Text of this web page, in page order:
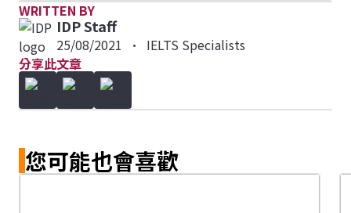
WRITTEN BY
IDP Staff
25/08/2021 •
IELTS Specialists
分享此文章
您可能也會喜歡